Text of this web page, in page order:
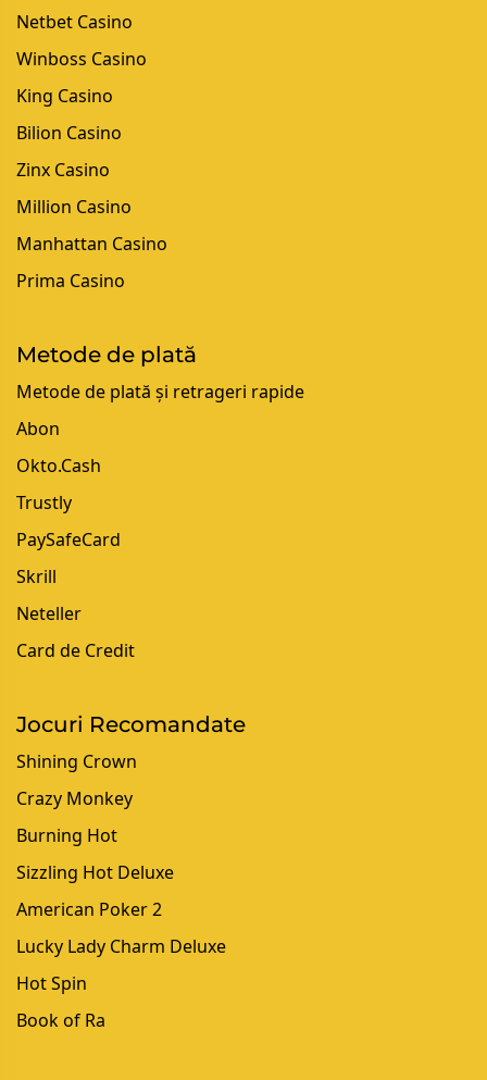
Netbet Casino
Winboss Casino
King Casino
Bilion Casino
Zinx Casino
Million Casino
Manhattan Casino
Prima Casino
Metode de plată
Metode de plată și retrageri rapide
Abon
Okto.Cash
Trustly
PaySafeCard
Skrill
Neteller
Card de Credit
Jocuri Recomandate
Shining Crown
Crazy Monkey
Burning Hot
Sizzling Hot Deluxe
American Poker 2
Lucky Lady Charm Deluxe
Hot Spin
Book of Ra